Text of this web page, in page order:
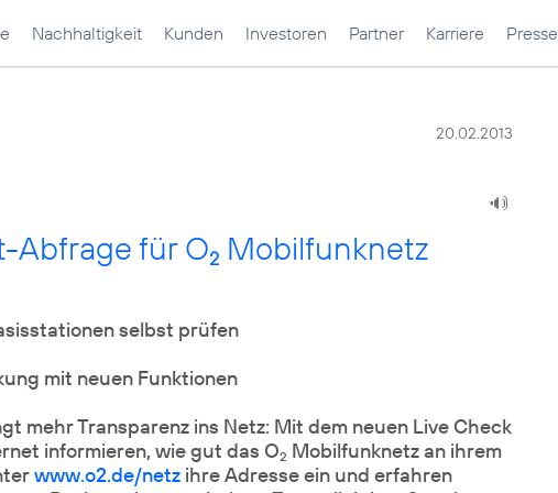
Nachhaltigkeit Kunden Investoren Partner Karriere Presse
20.02.2013
Abfrage für O2 Mobilfunknetz
selbst prüfen
mit neuen Funktionen
mehr Transparenz ins Netz: Mit dem neuen Live Check
informieren, wie gut das O2 Mobilfunknetz an ihrem
www.o2.de/netz ihre Adresse ein und erfahren